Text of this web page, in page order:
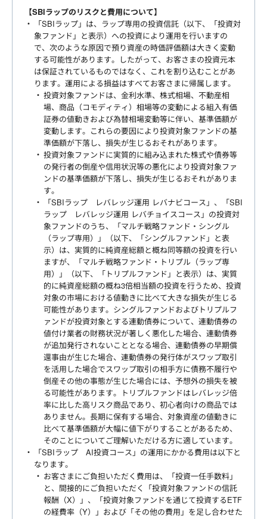
【SBIラップのリスクと費用について】
「SBIラップ」は、ラップ専用の投資信託（以下、「投資対
象ファンド」と表示）への投資により運用を行いますの
で、次のような原因で預り資産の時価評価額は大きく変動
する可能性があります。したがって、お客さまの投資元本
は保証されているものではなく、これを割り込むことがあ
ります。運用による損益はすべてお客さまに帰属します。
投資対象ファンドは、金利水準、株式相場、不動産相
場、商品（コモディティ）相場等の変動による組入有価
証券の値動きおよび為替相場変動等に伴い、基準価額が
変動します。これらの要因により投資対象ファンドの基
準価額が下落し、損失が生じるおそれがあります。
投資対象ファンドに実質的に組み込まれた株式や債券等
の発行者の倒産や信用状況等の悪化により投資対象ファ
ンドの基準価額が下落し、損失が生じるおそれがありま
す。
「SBIラップ レバレッジ運用 レバナビコース」、「SBI
ラップ レバレッジ運用 レバチョイスコース」の投資対
象ファンドのうち、「マルチ戦略ファンド・シングル
（ラップ専用）」（以下、「シングルファンド」と表
示）は、実質的に純資産総額と概ね同等額の投資を行い
ますが、「マルチ戦略ファンド・トリプル（ラップ専
用）」（以下、「トリプルファンド」と表示）は、実質
的に純資産総額の概ね3倍相当額の投資を行うため、投資
対象の市場における値動きに比べて大きな損失が生じる
可能性があります。シングルファンドおよびトリプルフ
ァンドが投資対象とする連動債券について、連動債券の
値付け業者の財務状況が著しく悪化した場合、連動債券
が追加発行されないこととなる場合、連動債券の早期償
還事由が生じた場合、連動債券の発行体がスワップ取引
を活用した場合でスワップ取引の相手方に債務不履行や
倒産その他の事態が生じた場合には、予想外の損失を被
る可能性があります。トリプルファンドはレバレッジ倍
率に比した高リスク商品であり、初心者向けの商品では
ありません。長期に保有する場合、対象資産の値動きに
比べて基準価額が大幅に値下がりすることがあるため、
そのことについてご理解いただける方に適しています。
「SBIラップ AI投資コース」の運用にかかる費用は以下と
なります。
お客さまにご負担いただく費用は、「投資一任手数料」
と、間接的にご負担いただく「投資対象ファンドの信託
報酬（X）」、「投資対象ファンドを通じて投資するETF
の経費率（Y）」および「その他の費用」を足し合わせた